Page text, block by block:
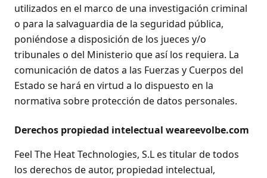
utilizados en el marco de una investigación criminal
o para la salvaguardia de la seguridad pública,
poniéndose a disposición de los jueces y/o
tribunales o del Ministerio que así los requiera. La
comunicación de datos a las Fuerzas y Cuerpos del
Estado se hará en virtud a lo dispuesto en la
normativa sobre protección de datos personales.
Derechos propiedad intelectual weareevolbe.com
Feel The Heat Technologies, S.L es titular de todos
los derechos de autor, propiedad intelectual,